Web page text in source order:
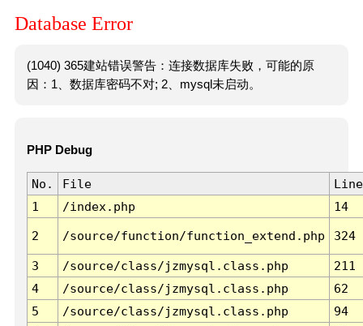
Database Error
(1040) 365建站错误警告：连接数据库失败，可能的原
因：1、数据库密码不对; 2、mysql未启动。
PHP Debug
No. File
Line
1
/index.php 14
2 /source/function/function_extend.php 324
3 /source/class/jzmysql.class.php
211
4
/source/class/jzmysql.class.php
62
5
/source/class/jzmysql.class.php
94